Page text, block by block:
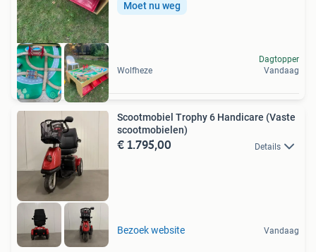
Moet nu weg
Wolfheze
Dagtopper
Vandaag
Scootmobiel Trophy 6 Handicare (Vaste
scootmobielen)
€ 1.795,00 Details
Bezoek website Vandaag